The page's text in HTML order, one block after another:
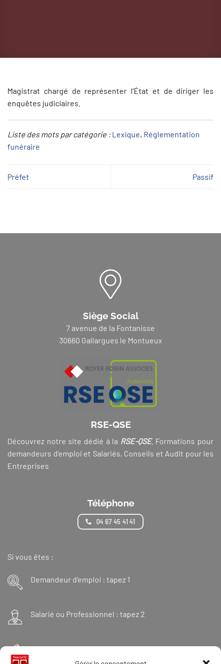
Magistrat chargé de représenter l’État et de diriger les
enquêtes judiciaires.
Liste des mots par catégorie :Lexique, Réglementation
funéraire
Préfet Passif
Siège Social
7 avenue de la Fontanisse
30660 Gallargues le Montueux
RSE-QSE
Découvrez notre site dédié à la RSE-QSE. Formations pour
demandeurs d’emploi et Salariés, Conseils et Audit pour les
Entreprises
Téléphone
04 67 45 41 41
Si vous êtes :
Demandeur d’emploi : tapez 1
Salarié ou Professionnel : tapez 2
Financeur : tapez 3